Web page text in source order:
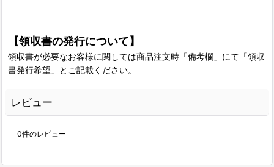
【領収書の発行について】
領収書が必要なお客様に関しては商品注文時「備考欄」にて「領収
書発行希望」とご記載ください。
レビュー
0件のレビュー